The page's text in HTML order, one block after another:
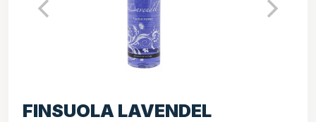
FINSUOLA LAVENDEL